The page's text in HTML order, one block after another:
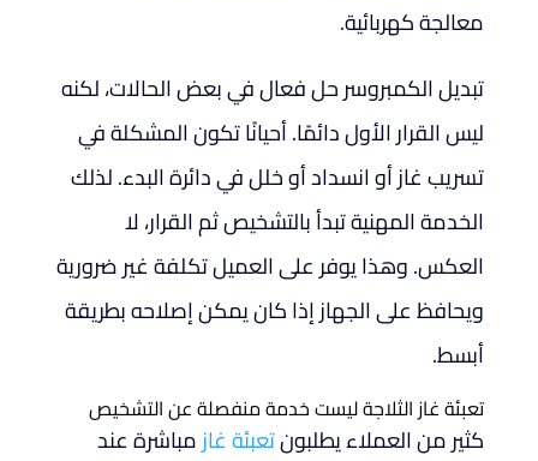
معالجة كهربائية.
تبديل الكمبروسر حل فعال في بعض الحالات، لكنه
ليس القرار الأول دائمًا. أحيانًا تكون المشكلة في
تسريب غاز أو انسداد أو خلل في دائرة البدء. لذلك
الخدمة المهنية تبدأ بالتشخيص ثم القرار، لا
العكس. وهذا يوفر على العميل تكلفة غير ضرورية
ويحافظ على الجهاز إذا كان يمكن إصلاحه بطريقة
أبسط.
تعبئة غاز الثلاجة ليست خدمة منفصلة عن التشخيص
كثير من العملاء يطلبونتعبئة غازمباشرة عند